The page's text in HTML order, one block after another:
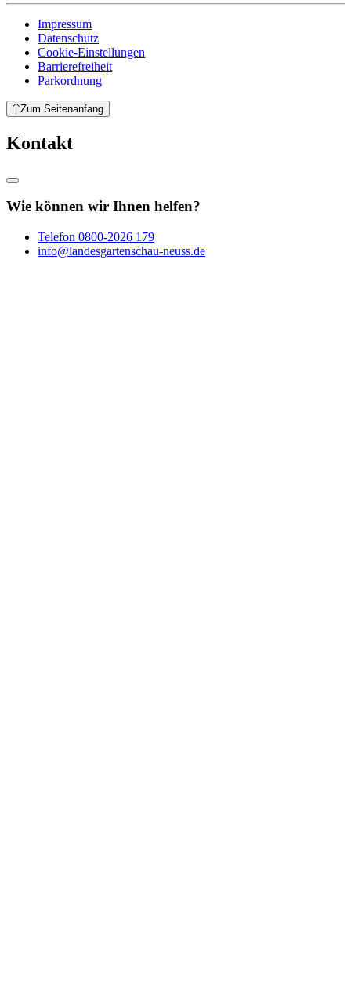
Impressum
Datenschutz
Cookie-Einstellungen
Barrierefreiheit
Parkordnung
Zum Seitenanfang
Kontakt
Wie können wir Ihnen helfen?
Telefon 0800-2026 179
info@landesgartenschau-neuss.de